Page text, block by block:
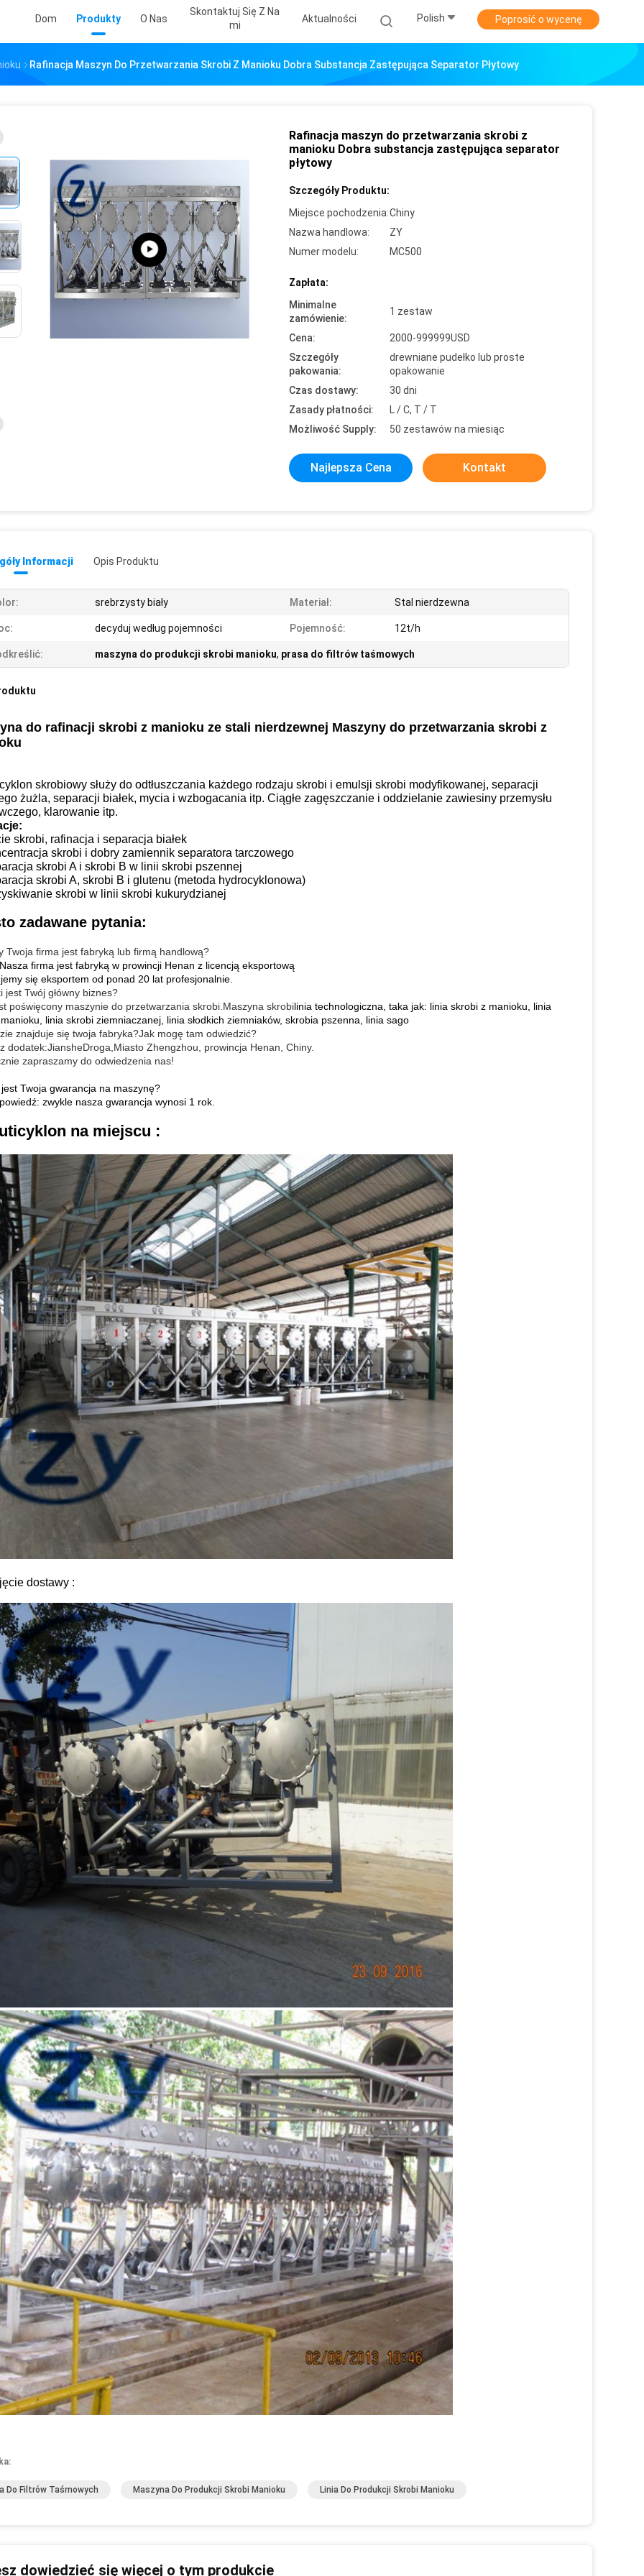
Dom Produkty O Nas
Skontaktuj Się Z Na
Mi
Aktualności Polish Poprosić o wycenę
Rafinacja Maszyn Do Przetwarzania Skrobi Z Manioku Dobra Substancja Zastępująca Separator Płytowy
Rafinacja maszyn do przetwarzania skrobi z
manioku Dobra substancja zastępująca separator
płytowy
Szczegóły Produktu:
Miejsce pochodzenia:Chiny
Nazwa handlowa:
ZY
Numer modelu:
MC500
Zapłata:
Minimalne
zamówienie:
1 zestaw
Cena:
2000-999999USD
Szczegóły
pakowania:
drewniane pudełko lub proste
opakowanie
Czas dostawy:
30 dni
Zasady płatności:
L / C, T / T
Możliwość Supply:
50 zestawów na miesiąc
Najlepsza Cena Kontakt
Informacji Opis Produktu
srebrzysty biały Materiał: Stal nierdzewna
decyduj według pojemności Pojemność: 12t/h
maszyna do produkcji skrobi manioku, prasa do filtrów taśmowych
do rafinacji skrobi z manioku ze stali nierdzewnej Maszyny do przetwarzania skrobi z
skrobiowy służy do odtłuszczania każdego rodzaju skrobi i emulsji skrobi modyfikowanej, separacji
żużla, separacji białek, mycia i wzbogacania itp. Ciągłe zagęszczanie i oddzielanie zawiesiny przemysłu
klarowanie itp.
skrobi, rafinacja i separacja białek
skrobi i dobry zamiennik separatora tarczowego
skrobi A i skrobi B w linii skrobi pszennej
skrobi A, skrobi B i glutenu (metoda hydrocyklonowa)
skrobi w linii skrobi kukurydzianej
zadawane pytania:
Twoja firma jest fabryką lub firmą handlową?
firma jest fabryką w prowincji Henan z licencją eksportową
się eksportem od ponad 20 lat profesjonalnie.
jest Twój główny biznes?
poświęcony maszynie do przetwarzania skrobi.Maszyna skrobilinia technologiczna, taka jak: linia skrobi z manioku, linia
linia skrobi ziemniaczanej, linia słodkich ziemniaków, skrobia pszenna, linia sago
znajduje się twoja fabryka?Jak mogę tam odwiedzić?
dodatek:JiansheDroga Miasto Zhengzhou, prowincja Henan, Chiny.
zapraszamy do odwiedzenia nas!
Twoja gwarancja na maszynę?
zwykle nasza gwarancja wynosi 1 rok.
na miejscu :
dostawy :
Do Filtrów Taśmowych Maszyna Do Produkcji Skrobi Manioku Linia Do Produkcji Skrobi Manioku
dowiedzieć się więcej o tym produkcie